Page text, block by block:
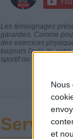
Nous
et
Les témoignages
garanties. Comme
des exercices
toujours l'avis de
sportif ou de modifier